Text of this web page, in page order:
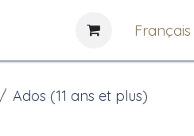
Français
Ados (11 ans et plus)